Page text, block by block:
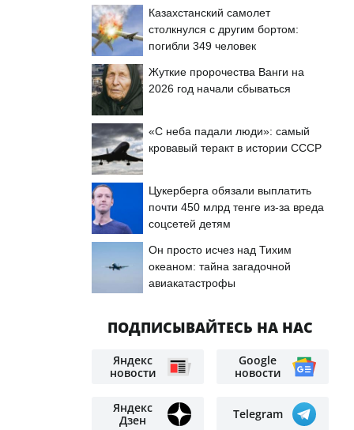
Казахстанский самолет
столкнулся с другим бортом:
погибли 349 человек
Жуткие пророчества Ванги на
2026 год начали сбываться
«С неба падали люди»: самый
кровавый теракт в истории СССР
Цукерберга обязали выплатить
почти 450 млрд тенге из-за вреда
соцсетей детям
Он просто исчез над Тихим
океаном: тайна загадочной
авиакатастрофы
ПОДПИСЫВАЙТЕСЬ НА НАС
Яндекс
новости
Google
новости
Яндекс
Дзен
Telegram